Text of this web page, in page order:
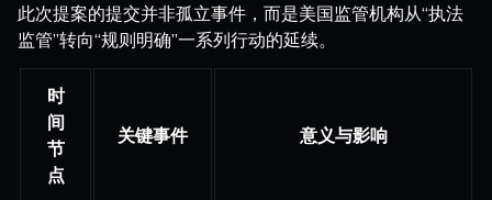
此次提案的提交并非孤立事件，而是美国监管机构从“执法
监管”转向“规则明确”一系列行动的延续。
时
间
节
点
关键事件 意义与影响